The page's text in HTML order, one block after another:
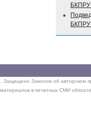
Защищено Законом об авторском
материалов в печатных СМИ